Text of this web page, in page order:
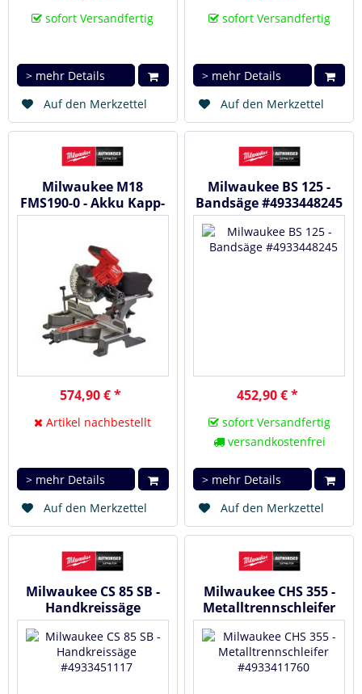
sofort Versandfertig
> mehr Details
Auf den Merkzettel
sofort Versandfertig
> mehr Details
Auf den Merkzettel
Milwaukee M18
FMS190-0 - Akku Kapp-
und Gehrungssäge 18 V
574,90 € *
Artikel nachbestellt
> mehr Details
Auf den Merkzettel
Milwaukee BS 125 -
Bandsäge #4933448245
452,90 € *
sofort Versandfertig
versandkostenfrei
> mehr Details
Auf den Merkzettel
Milwaukee CS 85 SB -
Handkreissäge
#4933451117
Milwaukee CHS 355 -
Metalltrennschleifer
#4933411760